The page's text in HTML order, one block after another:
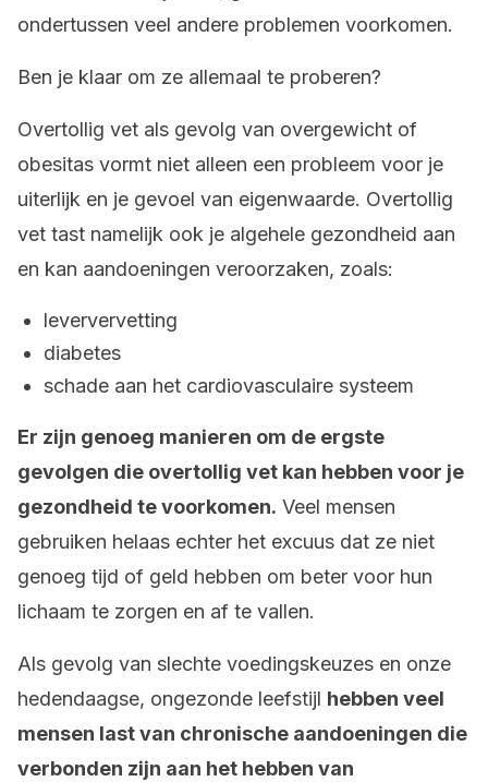
ondertussen veel andere problemen voorkomen.
Ben je klaar om ze allemaal te proberen?
Overtollig vet als gevolg van overgewicht of
obesitas vormt niet alleen een probleem voor je
uiterlijk en je gevoel van eigenwaarde. Overtollig
vet tast namelijk ook je algehele gezondheid aan
en kan aandoeningen veroorzaken, zoals:
leververvetting
diabetes
schade aan het cardiovasculaire systeem
Er zijn genoeg manieren om de ergste
gevolgen die overtollig vet kan hebben voor je
gezondheid te voorkomen. Veel mensen
gebruiken helaas echter het excuus dat ze niet
genoeg tijd of geld hebben om beter voor hun
lichaam te zorgen en af te vallen.
Als gevolg van slechte voedingskeuzes en onze
hedendaagse, ongezonde leefstijl hebben veel
mensen last van chronische aandoeningen die
verbonden zijn aan het hebben van